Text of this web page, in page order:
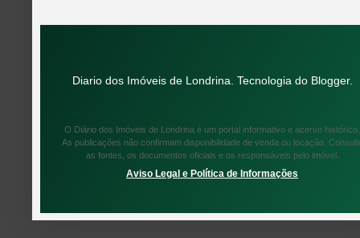
Diario dos Imóveis de Londrina. Tecnologia do Blogger.
O Diário dos Imóveis de Londrina é um portal informativo e acervo histórico.
As publicações não confirmam disponibilidade de venda ou locação.
as fontes, os documentos oficiais e os responsáveis pelo imóvel.
Aviso Legal e Política de Informações